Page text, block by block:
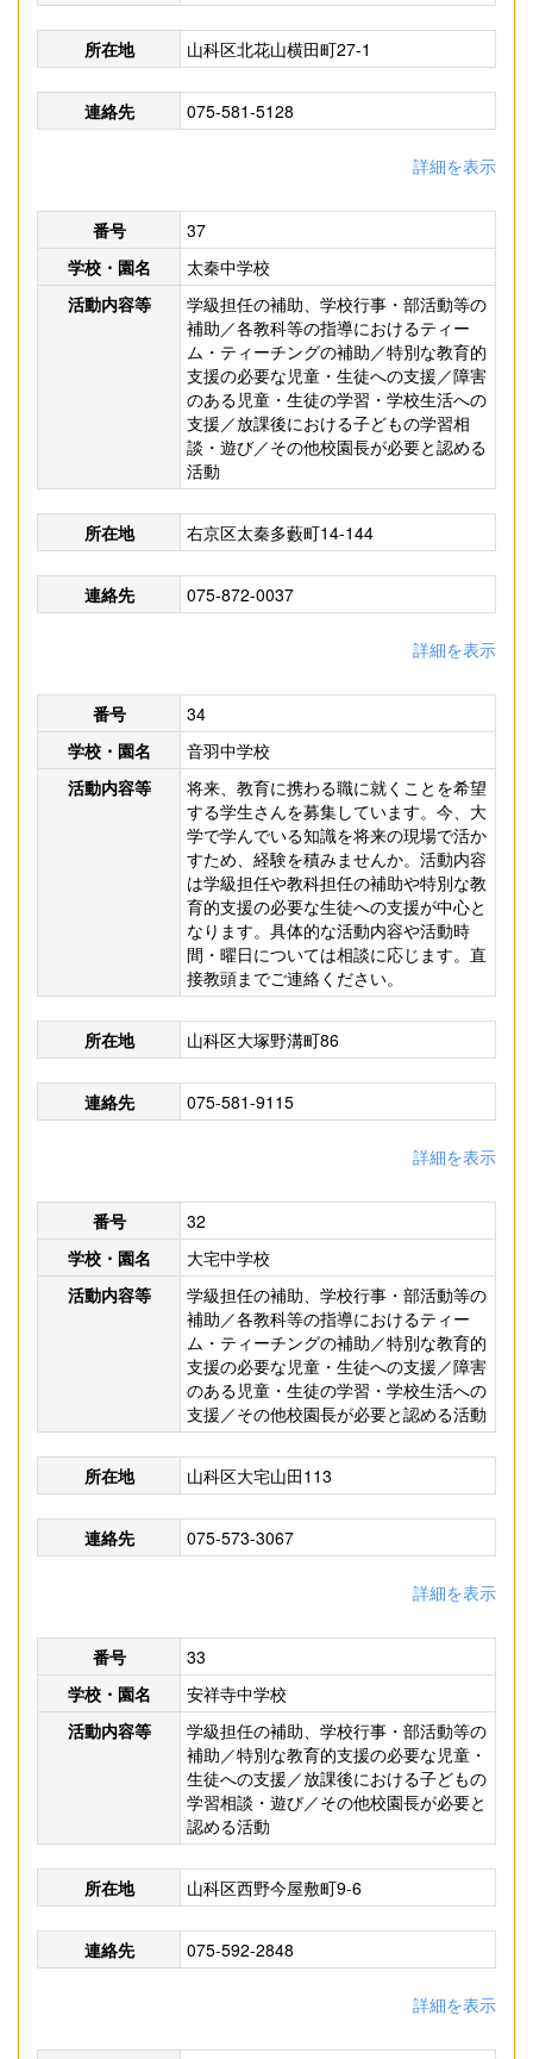
所在地 山科区北花山横田町27-1
連絡先 075-581-5128
詳細を表示
番号
37
学校・園名
太秦中学校
活動内容等
学級担任の補助、学校行事・部活動等の
補助／各教科等の指導におけるティー
ム・ティーチングの補助／特別な教育的
支援の必要な児童・生徒への支援／障害
のある児童・生徒の学習・学校生活への
支援／放課後における子どもの学習相
談・遊び／その他校園長が必要と認める
活動
所在地 右京区太秦多藪町14-144
連絡先 075-872-0037
詳細を表示
番号
34
学校・園名
音羽中学校
活動内容等
将来、教育に携わる職に就くことを希望
する学生さんを募集しています。今、大
学で学んでいる知識を将来の現場で活か
すため、経験を積みませんか。活動内容
は学級担任や教科担任の補助や特別な教
育的支援の必要な生徒への支援が中心と
なります。具体的な活動内容や活動時
間・曜日については相談に応じます。直
接教頭までご連絡ください。
所在地 山科区大塚野溝町86
連絡先 075-581-9115
詳細を表示
番号
32
学校・園名
大宅中学校
活動内容等
学級担任の補助、学校行事・部活動等の
補助／各教科等の指導におけるティー
ム・ティーチングの補助／特別な教育的
支援の必要な児童・生徒への支援／障害
のある児童・生徒の学習・学校生活への
支援／その他校園長が必要と認める活動
所在地 山科区大宅山田113
連絡先 075-573-3067
詳細を表示
番号
33
学校・園名
安祥寺中学校
活動内容等
学級担任の補助、学校行事・部活動等の
補助／特別な教育的支援の必要な児童・
生徒への支援／放課後における子どもの
学習相談・遊び／その他校園長が必要と
認める活動
所在地 山科区西野今屋敷町9-6
連絡先 075-592-2848
詳細を表示